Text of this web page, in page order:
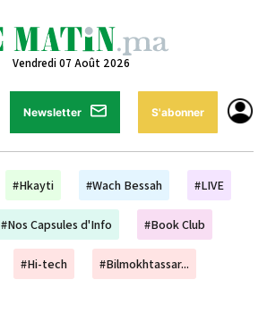
Vendredi 07 Août 2026
Newsletter S'abonner
#Hkayti #Wach Bessah #LIVE
#Nos Capsules d'Info #Book Club
#Hi-tech #Bilmokhtassar...